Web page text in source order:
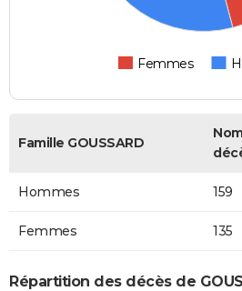
Femmes
Famille GOUSSARD
Hommes 159
Femmes 135
Répartition des décès de